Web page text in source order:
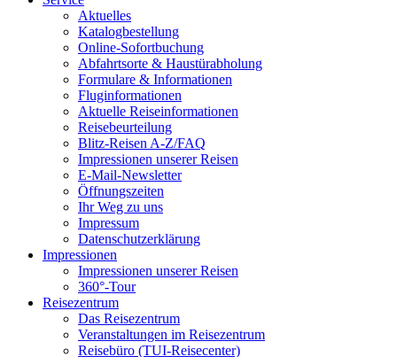
Aktuelles
Katalogbestellung
Online-Sofortbuchung
Abfahrtsorte & Haustürabholung
Formulare & Informationen
Fluginformationen
Aktuelle Reiseinformationen
Reisebeurteilung
Blitz-Reisen A-Z/FAQ
Impressionen unserer Reisen
E-Mail-Newsletter
Öffnungszeiten
Ihr Weg zu uns
Impressum
Datenschutzerklärung
Impressionen
Impressionen unserer Reisen
360°-Tour
Reisezentrum
Das Reisezentrum
Veranstaltungen im Reisezentrum
Reisebüro (TUI-Reisecenter)